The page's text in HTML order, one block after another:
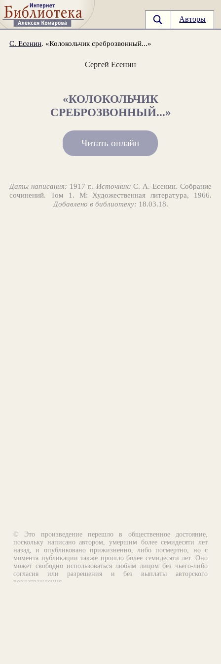
Авторы
С. Есенин. «Колокольчик среброзвонный...»
Сергей Есенин
«КОЛОКОЛЬЧИК
СРЕБРОЗВОННЫЙ...»
Читать онлайн
Даты написания: 1917 г.. Источник: С. А. Есенин. Собрание
сочинений. Том 1. М: Художественная литература, 1966.
Добавлено в библиотеку: 18.03.18.
© Это произведение перешло в общественное достояние,
поскольку написано автором, умершим более семидесяти лет
назад, и опубликовано прижизненно, либо посмертно, но с
момента публикации также прошло более семидесяти лет. Оно
может свободно использоваться любым лицом без чьего-либо
согласия или разрешения и без выплаты авторского
вознаграждения.